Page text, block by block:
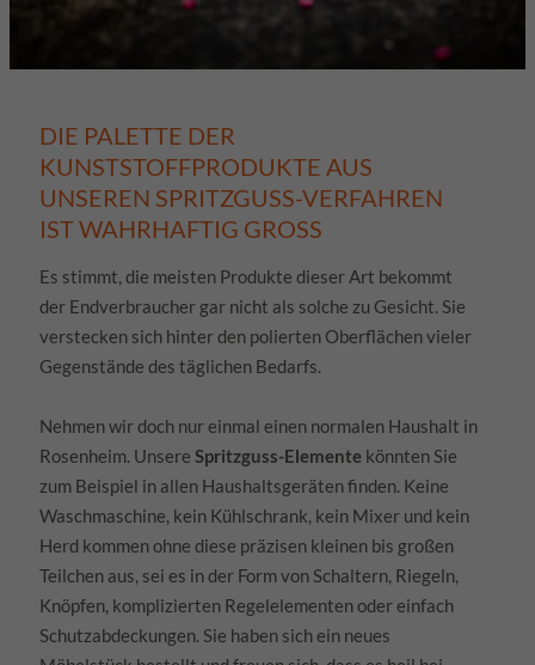
DIE PALETTE DER
KUNSTSTOFFPRODUKTE AUS
UNSEREN SPRITZGUSS-VERFAHREN
IST WAHRHAFTIG GROSS
Es stimmt, die meisten Produkte dieser Art bekommt
der Endverbraucher gar nicht als solche zu Gesicht. Sie
verstecken sich hinter den polierten Oberflächen vieler
Gegenstände des täglichen Bedarfs.
Nehmen wir doch nur einmal einen normalen Haushalt in
Rosenheim. Unsere Spritzguss-Elemente könnten Sie
zum Beispiel in allen Haushaltsgeräten finden. Keine
Waschmaschine, kein Kühlschrank, kein Mixer und kein
Herd kommen ohne diese präzisen kleinen bis großen
Teilchen aus, sei es in der Form von Schaltern, Riegeln,
Knöpfen, komplizierten Regelelementen oder einfach
Schutzabdeckungen. Sie haben sich ein neues